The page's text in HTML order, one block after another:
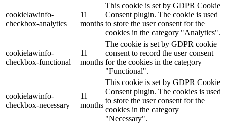
cookielawinfo-
checkbox-analytics
11
months
This cookie is set by GDPR Cookie
Consent plugin. The cookie is used
to store the user consent for the
cookies in the category "Analytics".
cookielawinfo-
checkbox-functional
11
months
The cookie is set by GDPR cookie
consent to record the user consent
for the cookies in the category
"Functional".
cookielawinfo-
checkbox-necessary
11
months
This cookie is set by GDPR Cookie
Consent plugin. The cookies is used
to store the user consent for the
cookies in the category
"Necessary".